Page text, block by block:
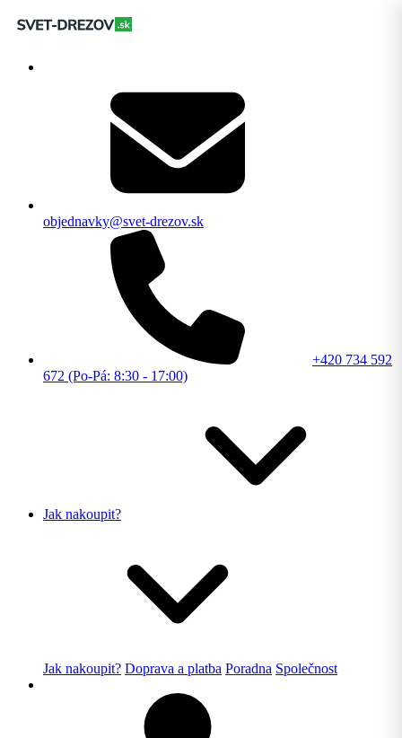
objednavky@svet-drezov.sk
+420 734 592
672 (Po-Pá: 8:30 - 17:00)
Jak nakoupit?
Jak nakoupit? Doprava a platba Poradna Společnost